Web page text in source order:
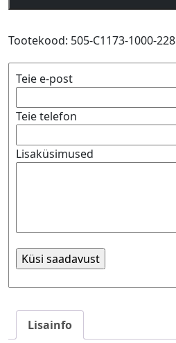
Tarzan
10mm
kogus
Tootekood: 505-C1173-1000-228
Teie e-post
Teie telefon
Lisaküsimused
Lisainfo